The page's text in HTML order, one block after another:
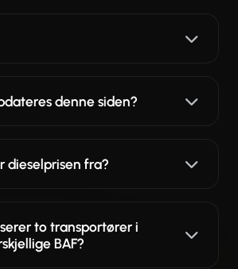
denne siden?
dieselprisen fra?
to transportører i
BAF?